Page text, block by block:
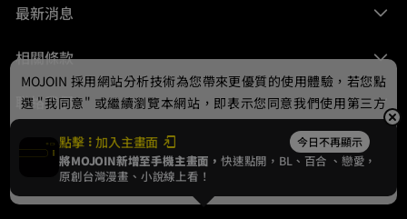
最新消息
相關條款
聯絡我們
© 2024 gamania Digital Entertainment Co., Ltd.
點擊 加入主畫面 今日不再顯示
將MOJOIN新增至手機主畫面，快速點開，BL、 百合 、戀愛，
原創台灣漫畫、小說線上看！
MOJOIN 採用網站分析技術為您帶來更優質的使用體驗，若您點
選 "我同意" 或繼續瀏覽本網站，即表示您同意我們使用第三方
Cookie，欲瞭解更多資訊請見隱私權政策。
我同意